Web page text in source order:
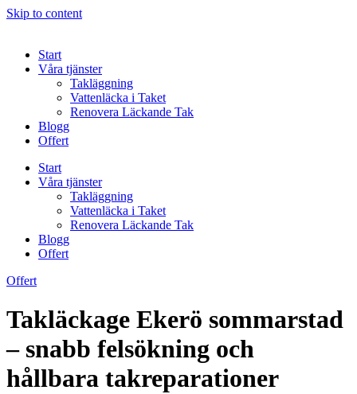
Skip to content
Start
Våra tjänster
Takläggning
Vattenläcka i Taket
Renovera Läckande Tak
Blogg
Offert
Start
Våra tjänster
Takläggning
Vattenläcka i Taket
Renovera Läckande Tak
Blogg
Offert
Offert
Takläckage Ekerö sommarstad
– snabb felsökning och
hållbara takreparationer